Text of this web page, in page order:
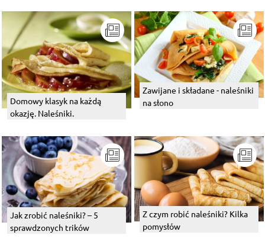
Domowy klasyk na każdą
okazję. Naleśniki.
Zawijane i składane - naleśniki
na słono
Jak zrobić naleśniki? – 5
sprawdzonych trików
Z czym robić naleśniki? Kilka
pomysłów